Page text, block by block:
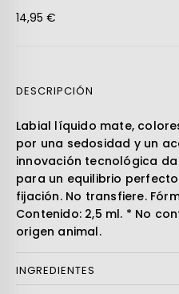
14,95 €
DESCRIPCIÓN
Labial líquido mate,
por una sedosidad y un
innovación tecnológica
para un equilibrio
fijación. No transfiere.
Contenido: 2,5 ml. * No
origen animal.
INGREDIENTES